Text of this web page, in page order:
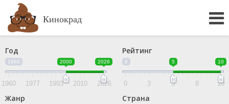
Кинокрад
Год
1960 2000 2026
1960 1977 1993 2010 2026
Рейтинг
0 5 10
0 3 5 8 10
Жанр Страна